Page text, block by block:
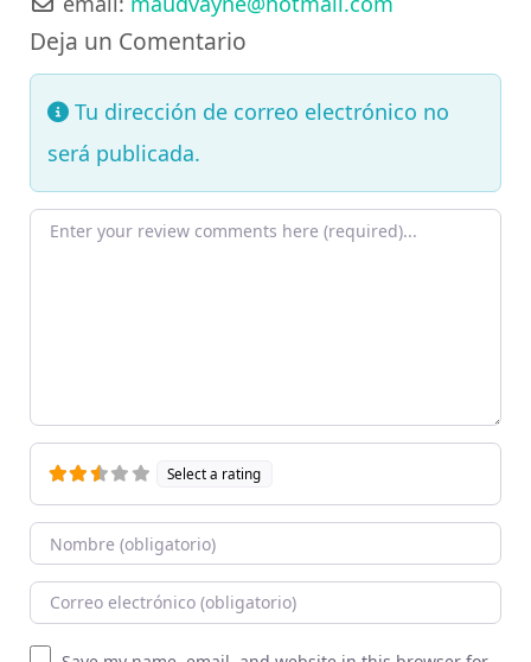
Deja un Comentario
Tu dirección de correo electrónico no
será publicada.
Texto de la reseña
Select a rating
Nombre
Correo Electronico